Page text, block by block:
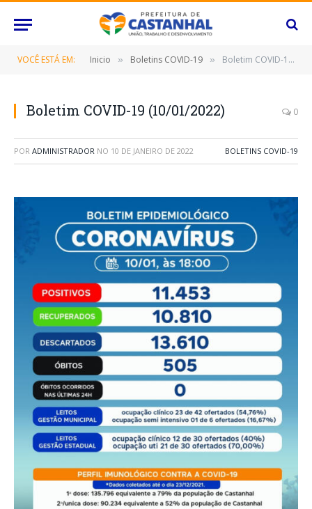
VOCÊ ESTÁ EM: Inicio » Boletins COVID-19 » Boletim COVID-19 (10/01/2022)
Boletim COVID-19 (10/01/2022) 0
POR ADMINISTRADOR NO 10 DE JANEIRO DE 2022 BOLETINS COVID-19